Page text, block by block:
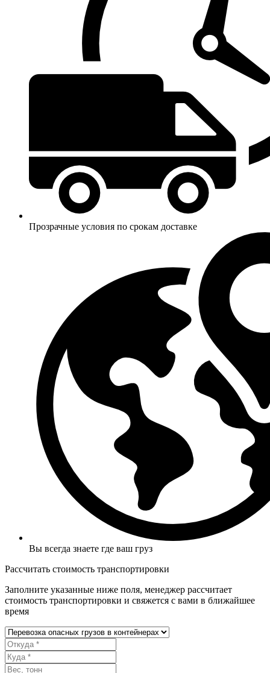
Прозрачные условия по срокам доставке
Вы всегда знаете где ваш груз
Рассчитать стоимость транспортировки
Заполните указанные ниже поля, менеджер рассчитает
стоимость транспортировки и свяжется с вами в ближайшее
время